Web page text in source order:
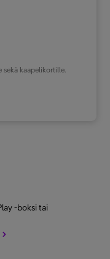
sekä kaapelikortille.
-boksi tai